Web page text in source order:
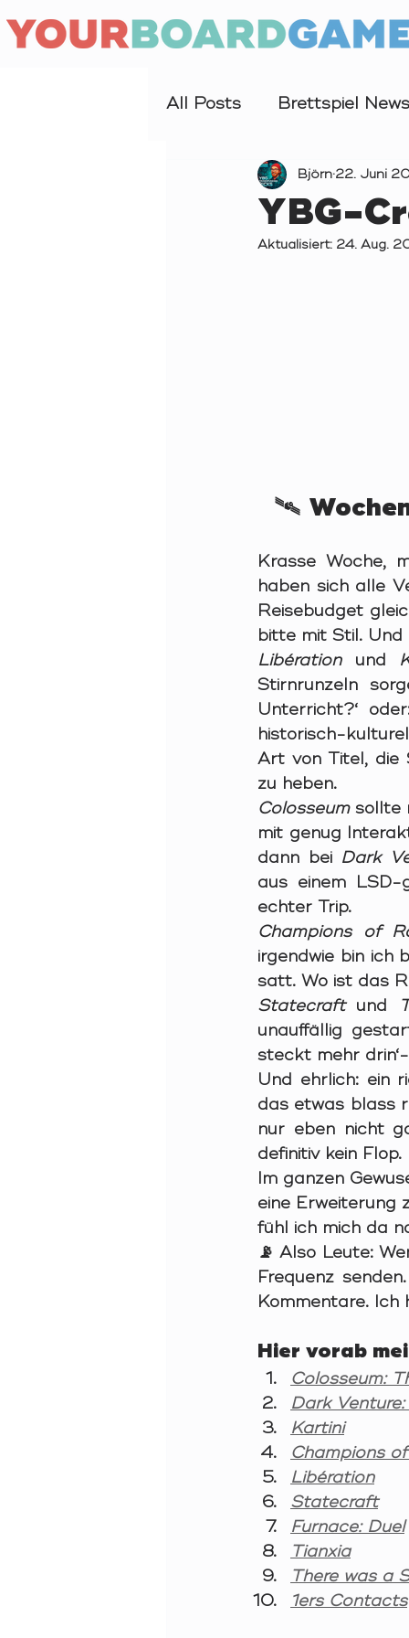
All Posts Brettspiel News
Interview Forschung
YBG-
Björn 22. Juni
Aktualisiert: 24. Aug.
🛰️
Krasse Woche,
haben sich alle
Reisebudget
bitte mit Stil. Und
Libération
und
Stirnrunzeln
Unterricht?‘
historisch-
Art von Titel, die
zu heben.
Colosseum sollte
mit genug
dann bei Dark
aus einem LSD-
echter Trip.
Champions of
irgendwie bin ich
satt. Wo ist das
Statecraft und
unauffällig
steckt mehr
Und ehrlich: ein
das etwas blass
nur eben nicht
definitiv kein Flop.
Im ganzen
eine Erweiterung
fühl ich mich da
📡 Also Leute:
Frequenz
Kommentare. Ich
Hier vorab
Colosseum:
Dark
Kartini
Champions
Libération
Statecraft
Furnace: Duel
Tianxia
There was a
1ers Contacts